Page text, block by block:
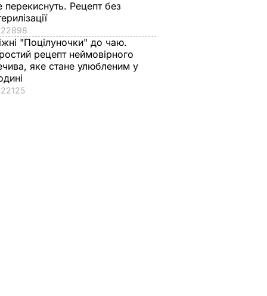
перекиснуть. Рецепт без
22898
"Поцілуночки" до чаю.
рецепт неймовірного
яке стане улюбленим у
22125